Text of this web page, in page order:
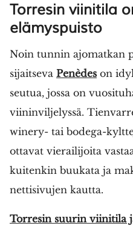
Torresin viinitila
elämyspuisto
Noin tunnin ajomatkan
sijaitseva Penèdeson
seutua, jossa on
viininviljelyssä.
winery- tai bodega-
ottavat vierailijoita
kuitenkin buukata ja
nettisivujen kautta.
Torresin suurin viinitila